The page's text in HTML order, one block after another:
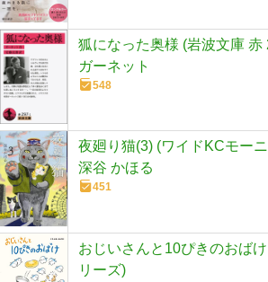
狐になった奥様 (岩波文庫 赤
ガーネット
548
夜廻り猫(3) (ワイドKCモー
深谷 かほる
451
おじいさんと10ぴきのおば
リーズ)